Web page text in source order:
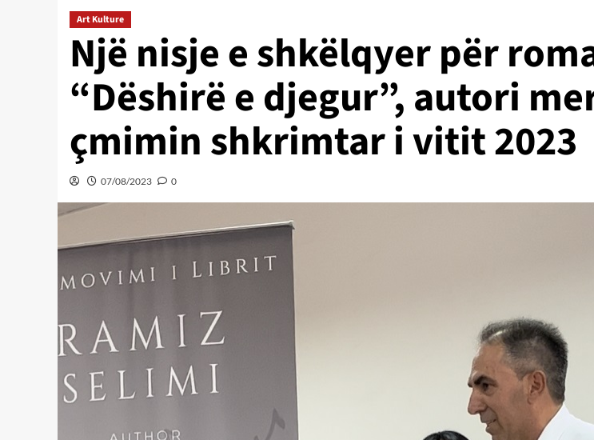
Art Kulture
Një nisje e shkëlqyer për
“Dëshirë e djegur”, autori
çmimin shkrimtar i vitit 2023
07/08/2023 0